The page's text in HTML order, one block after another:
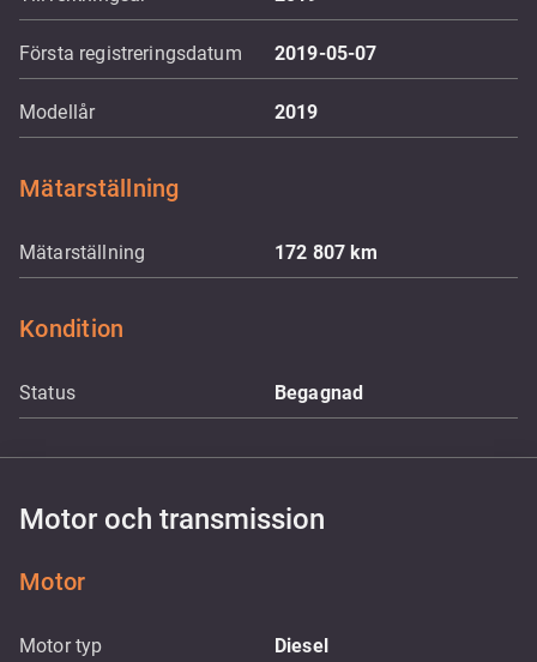
Första registreringsdatum 2019-05-07
Modellår 2019
Mätarställning
Mätarställning 172 807km
Kondition
Status Begagnad
Motor och transmission
Motor
Motor typ Diesel